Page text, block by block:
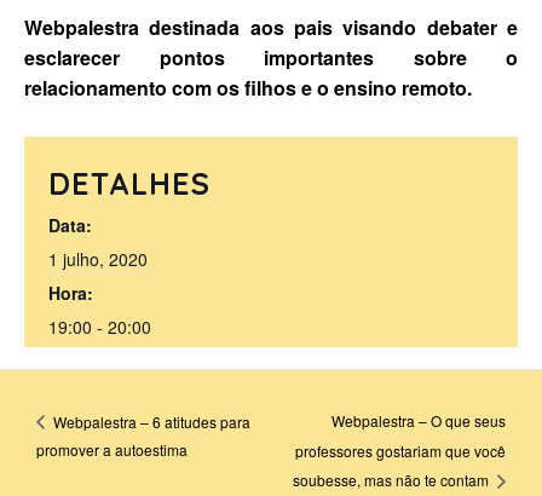
Webpalestra destinada aos pais visando debater e
esclarecer pontos importantes sobre o
relacionamento com os filhos e o ensino remoto.
DETALHES
Data:
1 julho, 2020
Hora:
19:00 - 20:00
Webpalestra – 6 atitudes para
promover a autoestima
Webpalestra – O que seus
professores gostariam que você
soubesse, mas não te contam